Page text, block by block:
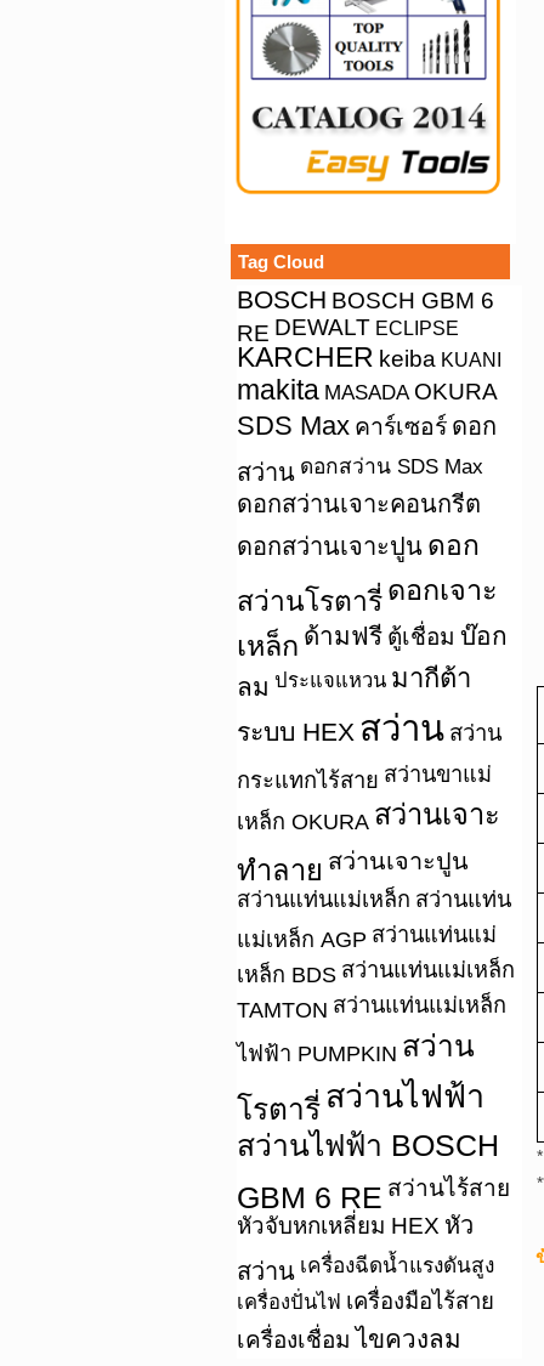
Tag Cloud
BOSCH BOSCH GBM 6
RE DEWALT ECLIPSE
KARCHER keiba KUANI
makita MASADA OKURA
SDS Max คาร์เซอร์ ดอก
สว่าน ดอกสว่าน SDS Max
ดอกสว่านเจาะคอนกรีต
ดอกสว่านเจาะปูน ดอก
สว่านโรตารี่ ดอกเจาะ
เหล็ก ด้ามฟรี ตู้เชื่อม บ๊อก
ลม ประแจแหวน มากีต้า
ระบบ HEX สว่าน สว่าน
กระแทกไร้สาย สว่านขาแม่
เหล็ก OKURA สว่านเจาะ
ทำลาย สว่านเจาะปูน
สว่านแท่นแม่เหล็ก สว่านแท่น
แม่เหล็ก AGP สว่านแท่นแม่
เหล็ก BDS สว่านแท่นแม่เหล็ก
TAMTON สว่านแท่นแม่เหล็ก
ไฟฟ้า PUMPKIN สว่าน
โรตารี่ สว่านไฟฟ้า
สว่านไฟฟ้า BOSCH
GBM 6 RE สว่านไร้สาย
หัวจับหกเหลี่ยม HEX หัว
สว่าน เครื่องฉีดน้ำแรงดันสูง
เครื่องปั่นไฟ เครื่องมือไร้สาย
เครื่องเชื่อม ไขควงลม